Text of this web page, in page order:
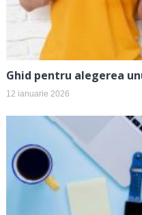
Ghid pentru alegerea
12 ianuarie 2026